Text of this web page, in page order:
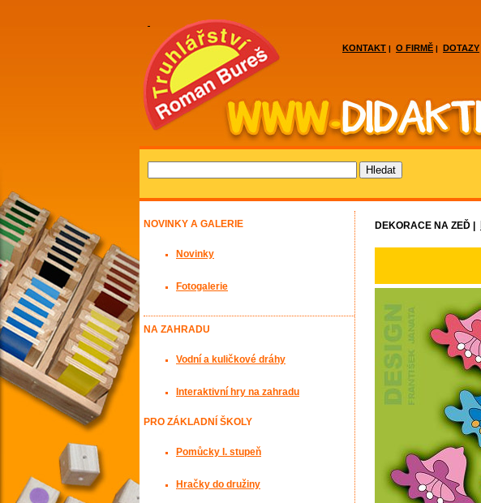
KONTAKT | O FIRMĚ | DOTAZY
DEKORACE NA ZEĎ |
NOVINKY A GALERIE
Novinky
Fotogalerie
NA ZAHRADU
Vodní a kuličkové dráhy
Interaktivní hry na zahradu
PRO ZÁKLADNÍ ŠKOLY
Pomůcky I. stupeň
Hračky do družiny